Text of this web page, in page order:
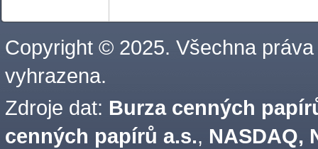
Copyright © 2025. Všechna práva
vyhrazena.
Zdroje dat: Burza cenných
cenných papírů a.s., NASDAQ,